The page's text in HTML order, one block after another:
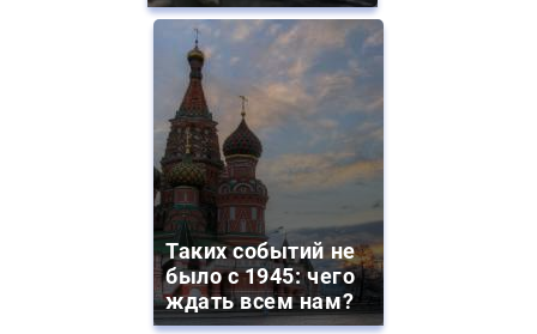
Таких событий не
было с 1945: чего
ждать всем нам?